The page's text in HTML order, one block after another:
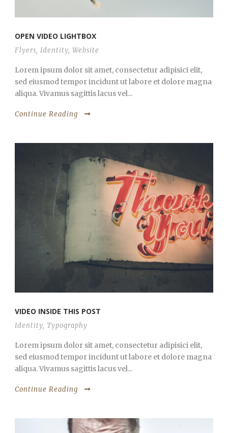
OPEN VIDEO LIGHTBOX
Flyers, Identity, Website
Lorem ipsum dolor sit amet, consectetur adipisici elit,
sed eiusmod tempor incidunt ut labore et dolore magna
aliqua. Vivamus sagittis lacus vel...
Continue Reading
VIDEO INSIDE THIS POST
Identity, Typography
Lorem ipsum dolor sit amet, consectetur adipisici elit,
sed eiusmod tempor incidunt ut labore et dolore magna
aliqua. Vivamus sagittis lacus vel...
Continue Reading